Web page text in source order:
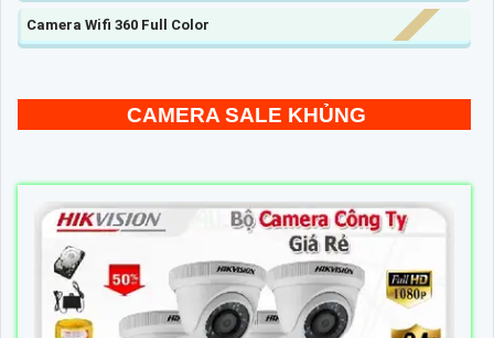
Camera Wifi 360 Full Color
CAMERA SALE KHỦNG